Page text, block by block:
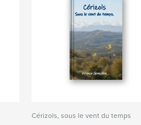
Cérizols, sous le vent du temps